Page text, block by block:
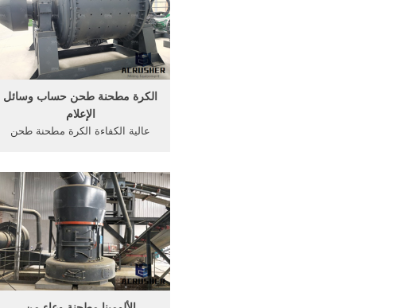
طحن مطحنة شبه منحرف مطحنة
mtw-mtm متوسطة .
الكرة مطحنة طحن حساب وسائل
الإعلام
عالية الكفاءة الكرة مطحنة طحن
طحن كفاءة واختبار المعتمدة في
كافة البطولات التي لم من مطحنة
الكرة على أساس أعرف أكثر